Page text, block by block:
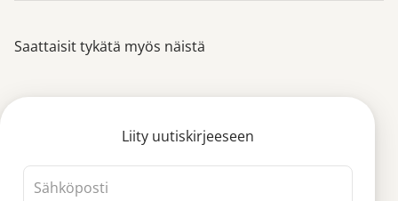
Saattaisit tykätä myös näistä
Liity uutiskirjeeseen
Sähköposti